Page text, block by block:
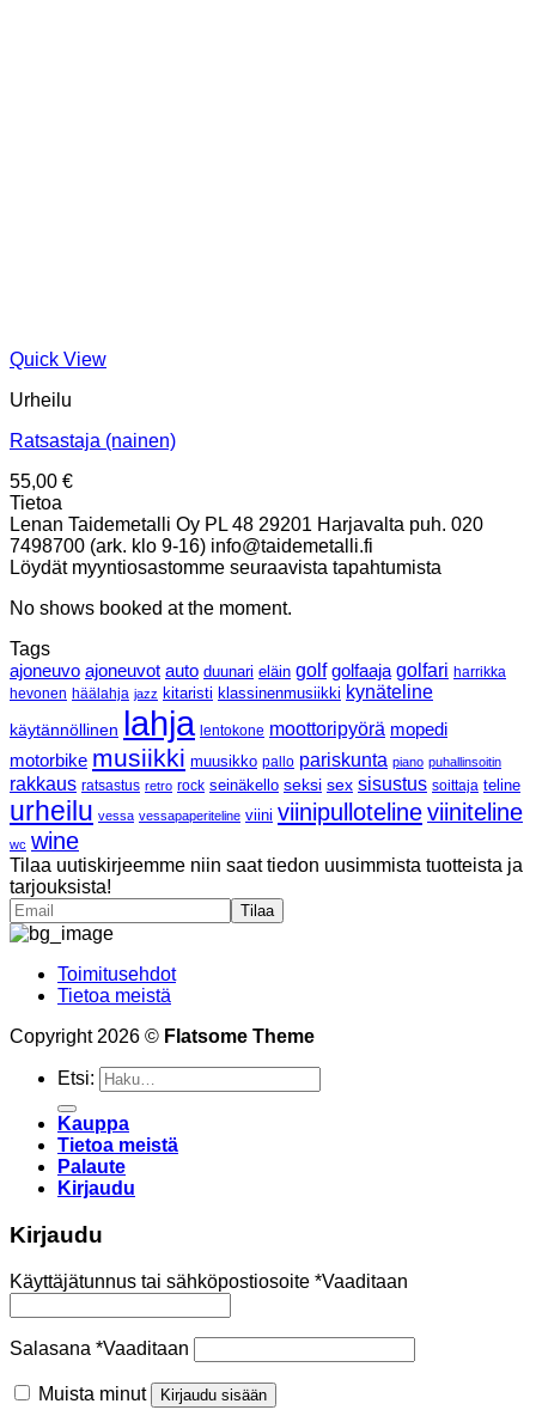
Quick View
Urheilu
Ratsastaja (nainen)
55,00 €
Tietoa
Lenan Taidemetalli Oy PL 48 29201 Harjavalta puh. 020
7498700 (ark. klo 9-16) info@taidemetalli.fi
Löydät myyntiosastomme seuraavista tapahtumista
No shows booked at the moment.
Tags
ajoneuvo ajoneuvot auto duunari eläin golf golfaaja golfari harrikka
hevonen häälahja jazz kitaristi klassinenmusiikki kynäteline
käytännöllinen lahja lentokone moottoripyörä mopedi
motorbike musiikki muusikko pallo pariskunta piano puhallinsoitin
rakkaus ratsastus retro rock seinäkello seksi sex sisustus soittaja teline
urheilu vessa vessapaperiteline viini viinipullotelineviiniteline
wc wine
Tilaa uutiskirjeemme niin saat tiedon uusimmista tuotteista ja
tarjouksista!
Toimitusehdot
Tietoa meistä
Copyright 2026 © Flatsome Theme
Etsi:
Kauppa
Tietoa meistä
Palaute
Kirjaudu
Kirjaudu
Käyttäjätunnus tai sähköpostiosoite *Vaaditaan
Salasana *Vaaditaan
Muista minut Kirjaudu sisään